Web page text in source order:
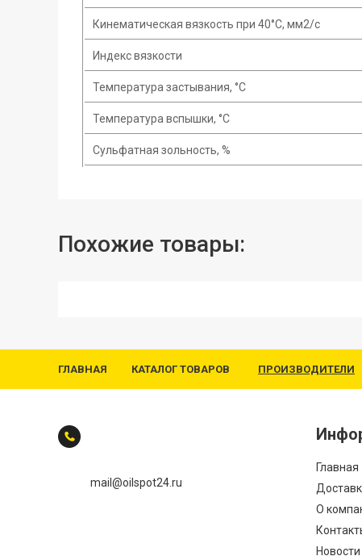
Кинематическая вязкость при 40°С, мм2/с
Индекс вязкости
Температура застывания, °С
Температура вспышки, °С
Сульфатная зольность, %
Похожие товары:
ГЛАВНАЯ КАТАЛОГ ТОВАРОВ ПРОИЗВОДИТЕЛИ
mail@oilspot24.ru
Главная
О
Новости